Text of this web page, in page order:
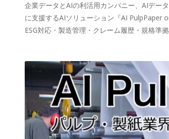
企業データとAIの利活用カンパニー、AIデー
に支援するAIソリューション『AI PulpPaper
ESG対応・製造管理・クレーム履歴・規格準